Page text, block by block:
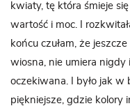
kwiaty, tę która śmieje
wartość i moc. I
końcu czułam, że
wiosna, nie umiera nigdy
oczekiwana. I było jak w
piękniejsze, gdzie kolory